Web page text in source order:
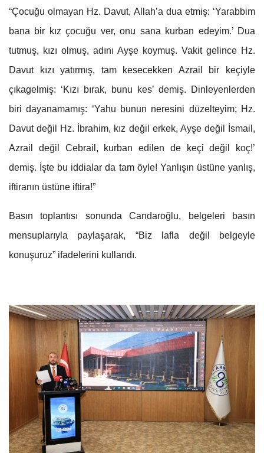
“Çocuğu olmayan Hz. Davut, Allah’a dua etmiş: ‘Yarabbim
bana bir kız çocuğu ver, onu sana kurban edeyim.’ Dua
tutmuş, kızı olmuş, adını Ayşe koymuş. Vakit gelince Hz.
Davut kızı yatırmış, tam kesecekken Azrail bir keçiyle
çıkagelmiş: ‘Kızı bırak, bunu kes’ demiş. Dinleyenlerden
biri dayanamamış: ‘Yahu bunun neresini düzelteyim; Hz.
Davut değil Hz. İbrahim, kız değil erkek, Ayşe değil İsmail,
Azrail değil Cebrail, kurban edilen de keçi değil koç!’
demiş. İşte bu iddialar da tam öyle! Yanlışın üstüne yanlış,
iftiranın üstüne iftira!”
Basın toplantısı sonunda Candaroğlu, belgeleri basın
mensuplarıyla paylaşarak, “Biz lafla değil belgeyle
konuşuruz” ifadelerini kullandı.